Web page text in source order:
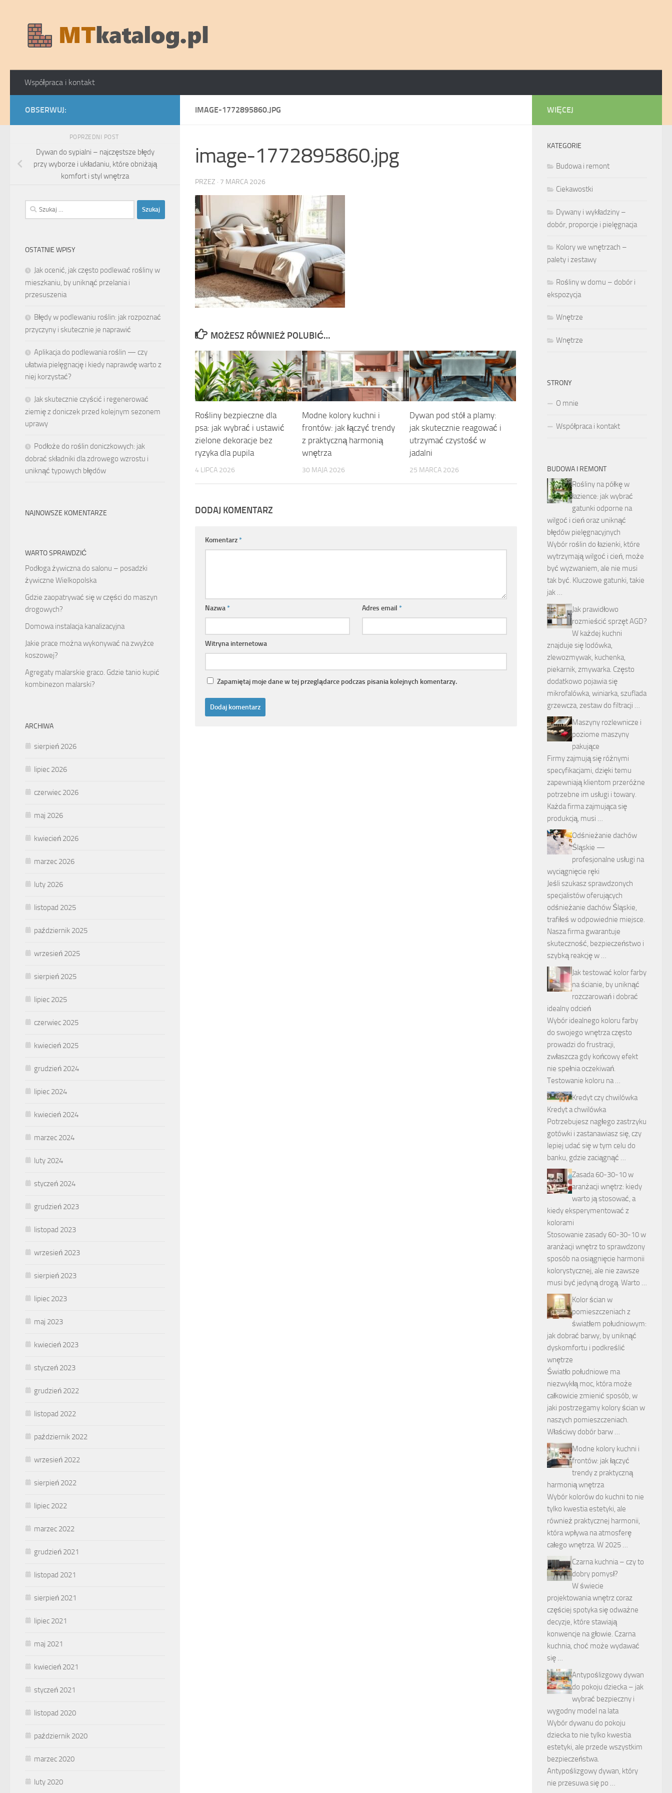
Współpraca i kontakt
IMAGE-1772895860.JPG
image-1772895860.jpg
PRZEZ · 7 MARCA 2026
MOŻESZ RÓWNIEŻ POLUBIĆ…
Rośliny bezpieczne dla
psa: jak wybrać i ustawić
zielone dekoracje bez
ryzyka dla pupila
4 LIPCA 2026
Modne kolory kuchni i
frontów: jak łączyć trendy
z praktyczną harmonią
wnętrza
30 MAJA 2026
Dywan pod stół a plamy:
jak skutecznie reagować i
utrzymać czystość w
jadalni
25 MARCA 2026
DODAJ KOMENTARZ
Komentarz*
Nazwa* Adres email*
Witryna internetowa
Zapamiętaj moje dane w tej przeglądarce podczas pisania kolejnych komentarzy.
OBSERWUJ:
POPRZEDNI POST
Dywan do sypialni – najczęstsze błędy
przy wyborze i układaniu, które obniżają
komfort i styl wnętrza
Szukaj:
OSTATNIE WPISY
Jak ocenić, jak często podlewać rośliny w
mieszkaniu, by uniknąć przelania i
przesuszenia
Błędy w podlewaniu roślin: jak rozpoznać
przyczyny i skutecznie je naprawić
Aplikacja do podlewania roślin — czy
ułatwia pielęgnację i kiedy naprawdę warto z
niej korzystać?
Jak skutecznie czyścić i regenerować
ziemię z doniczek przed kolejnym sezonem
uprawy
Podłoże do roślin doniczkowych: jak
dobrać składniki dla zdrowego wzrostu i
uniknąć typowych błędów
NAJNOWSZE KOMENTARZE
WARTO SPRAWDZIĆ
Podłoga żywiczna do salonu – posadzki
żywiczne Wielkopolska
Gdzie zaopatrywać się w części do maszyn
drogowych?
Domowa instalacja kanalizacyjna
Jakie prace można wykonywać na zwyżce
koszowej?
Agregaty malarskie graco. Gdzie tanio kupić
kombinezon malarski?
ARCHIWA
sierpień 2026
lipiec 2026
czerwiec 2026
maj 2026
kwiecień 2026
marzec 2026
luty 2026
listopad 2025
październik 2025
wrzesień 2025
sierpień 2025
lipiec 2025
czerwiec 2025
kwiecień 2025
grudzień 2024
lipiec 2024
kwiecień 2024
marzec 2024
luty 2024
styczeń 2024
grudzień 2023
listopad 2023
wrzesień 2023
sierpień 2023
lipiec 2023
maj 2023
kwiecień 2023
styczeń 2023
grudzień 2022
listopad 2022
październik 2022
wrzesień 2022
sierpień 2022
lipiec 2022
marzec 2022
grudzień 2021
listopad 2021
sierpień 2021
lipiec 2021
maj 2021
kwiecień 2021
styczeń 2021
listopad 2020
październik 2020
marzec 2020
luty 2020
WIĘCEJ
KATEGORIE
Budowa i remont
Ciekawostki
Dywany i wykładziny –
dobór, proporcje i pielęgnacja
Kolory we wnętrzach –
palety i zestawy
Rośliny w domu – dobór i
ekspozycja
Wnętrze
Wnętrze
STRONY
O mnie
Współpraca i kontakt
BUDOWA I REMONT
Rośliny na półkę w
łazience: jak wybrać
gatunki odporne na
wilgoć i cień oraz uniknąć
błędów pielęgnacyjnych
Wybór roślin do łazienki, które
wytrzymają wilgoć i cień, może
być wyzwaniem, ale nie musi
tak być. Kluczowe gatunki, takie
jak …
Jak prawidłowo
rozmieścić sprzęt AGD?
W każdej kuchni
znajduje się lodówka,
zlewozmywak, kuchenka,
piekarnik, zmywarka. Często
dodatkowo pojawia się
mikrofalówka, winiarka, szuflada
grzewcza, zestaw do filtracji …
Maszyny rozlewnicze i
poziome maszyny
pakujące
Firmy zajmują się różnymi
specyfikacjami, dzięki temu
zapewniają klientom przeróżne
potrzebne im usługi i towary.
Każda firma zajmująca się
produkcją, musi …
Odśnieżanie dachów
Śląskie —
profesjonalne usługi na
wyciągnięcie ręki
Jeśli szukasz sprawdzonych
specjalistów oferujących
odśnieżanie dachów Śląskie,
trafiłeś w odpowiednie miejsce.
Nasza firma gwarantuje
skuteczność, bezpieczeństwo i
szybką reakcję w …
Jak testować kolor farby
na ścianie, by uniknąć
rozczarowań i dobrać
idealny odcień
Wybór idealnego koloru farby
do swojego wnętrza często
prowadzi do frustracji,
zwłaszcza gdy końcowy efekt
nie spełnia oczekiwań.
Testowanie koloru na …
Kredyt czy chwilówka
Kredyt a chwilówka
Potrzebujesz nagłego zastrzyku
gotówki i zastanawiasz się, czy
lepiej udać się w tym celu do
banku, gdzie zaciągnąć …
Zasada 60-30-10 w
aranżacji wnętrz: kiedy
warto ją stosować, a
kiedy eksperymentować z
kolorami
Stosowanie zasady 60-30-10 w
aranżacji wnętrz to sprawdzony
sposób na osiągnięcie harmonii
kolorystycznej, ale nie zawsze
musi być jedyną drogą. Warto …
Kolor ścian w
pomieszczeniach z
światłem południowym:
jak dobrać barwy, by uniknąć
dyskomfortu i podkreślić
wnętrze
Światło południowe ma
niezwykłą moc, która może
całkowicie zmienić sposób, w
jaki postrzegamy kolory ścian w
naszych pomieszczeniach.
Właściwy dobór barw …
Modne kolory kuchni i
frontów: jak łączyć
trendy z praktyczną
harmonią wnętrza
Wybór kolorów do kuchni to nie
tylko kwestia estetyki, ale
również praktycznej harmonii,
która wpływa na atmosferę
całego wnętrza. W 2025 …
Czarna kuchnia – czy to
dobry pomysł?
W świecie
projektowania wnętrz coraz
częściej spotyka się odważne
decyzje, które stawiają
konwencje na głowie. Czarna
kuchnia, choć może wydawać
się …
Antypoślizgowy dywan
do pokoju dziecka – jak
wybrać bezpieczny i
wygodny model na lata
Wybór dywanu do pokoju
dziecka to nie tylko kwestia
estetyki, ale przede wszystkim
bezpieczeństwa.
Antypoślizgowy dywan, który
nie przesuwa się po …